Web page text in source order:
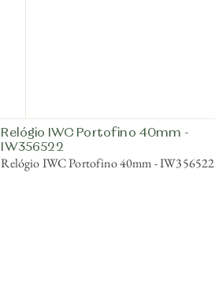
Relógio IWC Portofino 40mm -
IW356522
Relógio IWC Portofino 40mm - IW356522